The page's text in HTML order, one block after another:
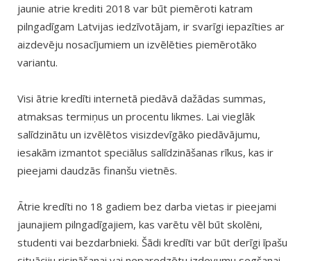
jaunie atrie krediti 2018 var būt piemēroti katram
pilngadīgam Latvijas iedzīvotājam, ir svarīgi iepazīties ar
aizdevēju nosacījumiem un izvēlēties piemērotāko
variantu.
Visi ātrie kredīti internetā piedāvā dažādas summas,
atmaksas termiņus un procentu likmes. Lai vieglāk
salīdzinātu un izvēlētos visizdevīgāko piedāvājumu,
iesakām izmantot speciālus salīdzināšanas rīkus, kas ir
pieejami daudzās finanšu vietnēs.
Ātrie kredīti no 18 gadiem bez darba vietas ir pieejami
jaunajiem pilngadīgajiem, kas varētu vēl būt skolēni,
studenti vai bezdarbnieki. Šādi kredīti var būt derīgi īpašu